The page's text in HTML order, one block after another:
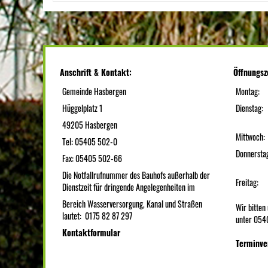
Anschrift & Kontakt:
Gemeinde Hasbergen
Hüggelplatz 1
49205 Hasbergen
Tel: 05405 502-0
Fax: 05405 502-66
Die Notfallrufnummer des Bauhofs außerhalb der
Dienstzeit für dringende Angelegenheiten im
Bereich Wasserversorgung, Kanal und Straßen
lautet: 0175 82 87 297
Kontaktformular
Montag:
Dienstag:
Mittwoch:
Freitag:
Wir bitten
unter